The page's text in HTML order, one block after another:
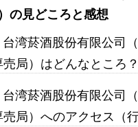
の見どころと感想
台湾菸酒股份有限公司
売局）はどんなところ？
台湾菸酒股份有限公司
売局）へのアクセス（行